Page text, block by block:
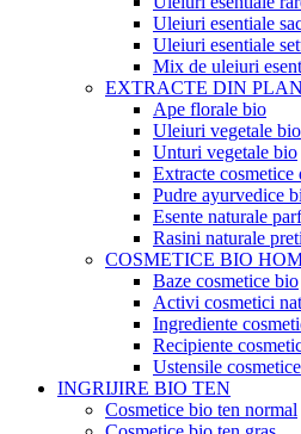
Uleiuri esentiale
Uleiuri esentiale
Mix de uleiuri
EXTRACTE DIN
Ape florale bio
Uleiuri vegetale bio
Unturi vegetale bio
Extracte
Pudre ayurvedice
Esente naturale
Rasini naturale
COSMETICE BIO
Baze cosmetice bio
Activi cosmetici
Ingrediente
Recipiente
Ustensile cosmetice
INGRIJIRE BIO TEN
Cosmetice bio ten normal